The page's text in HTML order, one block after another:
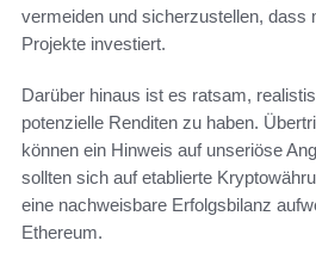
vermeiden und sicherzustellen, dass
Projekte investiert.
Darüber hinaus ist es ratsam,
potenzielle Renditen zu haben.
können ein Hinweis auf unseriöse
sollten sich auf etablierte
eine nachweisbare Erfolgsbilanz
Ethereum.